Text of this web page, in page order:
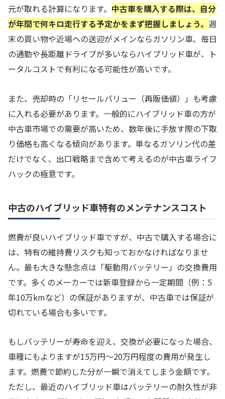
元が取れる計算になります。 中古車を購入する際は、自分
が年間で何キロ走行する予定かをまず把握しましょう。 週
末の買い物や近場への送迎がメインならガソリン車、毎日
の通勤や長距離ドライブが多いならハイブリッド車が、ト
ータルコストで有利になる可能性が高いです。
また、売却時の「リセールバリュー（再販価値）」も考慮
に入れる必要があります。一般的にハイブリッド車の方が
中古車市場での需要が高いため、数年後に手放す際の下取
り価格も高くなる傾向があります。単なるガソリン代の差
だけでなく、出口戦略まで含めて考えるのが中古車ライフ
ハックの極意です。
中古のハイブリッド車特有のメンテナンスコスト
燃費が良いハイブリッド車ですが、中古で購入する場合に
は、特有の維持費リスクも知っておかなければなりませ
ん。最も大きな懸念点は「駆動用バッテリー」の交換費用
です。多くのメーカーでは新車登録から一定期間（例：5
年10万kmなど）の保証がありますが、中古車では保証が
切れている場合も多いです。
もしバッテリーが寿命を迎え、交換が必要になった場合、
車種にもよりますが15万円〜20万円程度の費用が発生し
ます。燃費で節約した分が一瞬で消えてしまう金額です。
ただし、最近のハイブリッド車はバッテリーの耐久性が非